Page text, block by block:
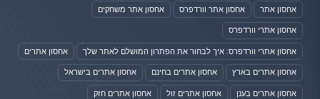
אחסון אתר אחסון אתר וורדפרס אחסון אתר משחקים
אחסון אתרי וורדפרס
אחסון אתרי וורדפרס: איך לבחור את הפתרון המושלם לאתר שלך אחסון אתרים
אחסון אתרים בארץ אחסון אתרים בחינם אחסון אתרים בישראל
אחסון אתרים בענן אחסון אתרים זול אחסון אתרים חזק